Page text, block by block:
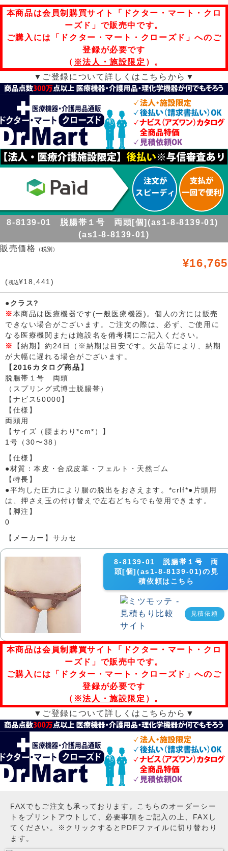
本商品は会員制購買サイト「ドクター・マート・クロ
ーズド」で販売中です。
ご購入には「ドクター・マート・クローズド」へのご
登録が必要です
（ ※法人・施設限定 ）。
▼ご登録について詳しくはこちらから▼
8-8139-01 脱腸帯１号 両頭[個](as1-8-8139-01)
(as1-8-8139-01)
販売価格
（税別）
¥16,765
(税込¥18,441)
●クラス?
※本商品は医療機器です(一般医療機器)。個人の方には販売
できない場合がございます。ご注文の際は、必ず、ご使用に
なる医療機関または施設名を備考欄にご記入ください。
※
【納期】約24日（※納期は目安です。欠品等により、納期
が大幅に遅れる場合がございます。
【2016カタログ商品】
脱腸帯１号 両頭
（スプリング式博士脱腸帯）
【ナビス50000】
【仕様】
両頭用
【サイズ（腰まわり*cm*）】
1号（30〜38）
【仕様】
●材質：本皮・合成皮革・フェルト・天然ゴム
【特長】
●平均した圧力により腸の脱出をおさえます。*crlf*●片頭用
は、押さえ玉の付け替えで左右どちらでも使用できます。
【脚注】
0
【メーカー】サカセ
8-8139-01 脱腸帯１号 両
頭[個](as1-8-8139-01)の見
積依頼はこちら
見積依頼
本商品は会員制購買サイト「ドクター・マート・クロ
ーズド」で販売中です。
ご購入には「ドクター・マート・クローズド」へのご
登録が必要です
（ ※法人・施設限定 ）。
▼ご登録について詳しくはこちらから▼
FAXでもご注文も承っております。こちらのオーダーシー
トをプリントアウトして、必要事項をご記入の上、FAXし
てください。※クリックするとPDFファイルに切り替わり
ます。